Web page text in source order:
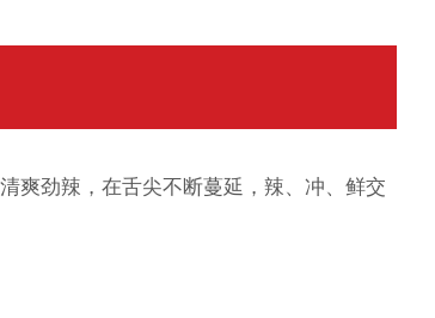
爽劲辣，在舌尖不断蔓延，辣、冲、鲜交